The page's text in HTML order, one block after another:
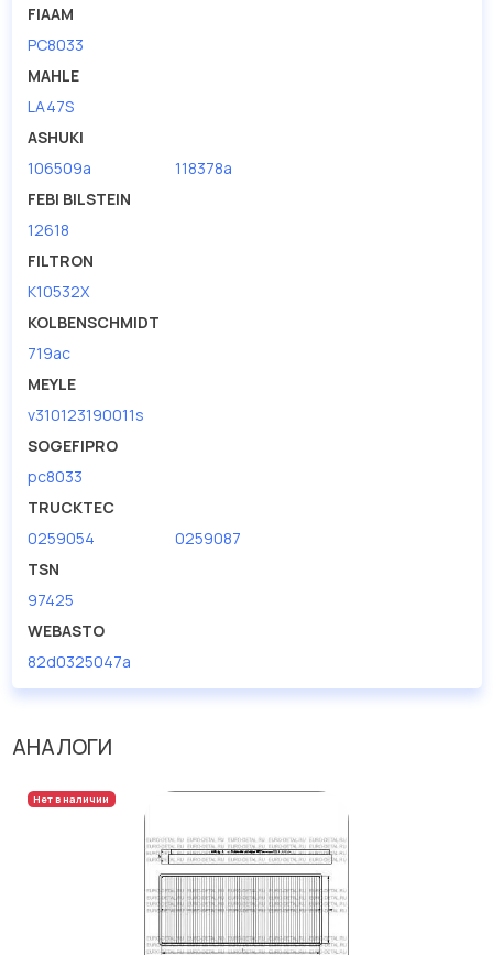
FIAAM
PC8033
MAHLE
LA47S
ASHUKI
106509a
118378a
FEBI BILSTEIN
12618
FILTRON
K10532X
KOLBENSCHMIDT
719ac
MEYLE
v310123190011s
SOGEFIPRO
pc8033
TRUCKTEC
0259054
0259087
TSN
97425
WEBASTO
82d0325047a
АНАЛОГИ
Нет в наличии